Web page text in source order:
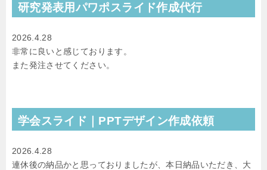
研究発表用パワポスライド作成代行
2026.4.28
非常に良いと感じております。
また発注させてください。
学会スライド｜PPTデザイン作成依頼
2026.4.28
連休後の納品かと思っておりましたが、本日納品いただき、大